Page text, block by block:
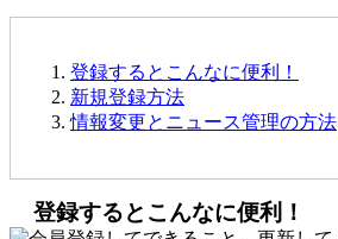
登録するとこんなに便利！
新規登録方法
情報変更とニュース管理の方法
登録するとこんなに便利！